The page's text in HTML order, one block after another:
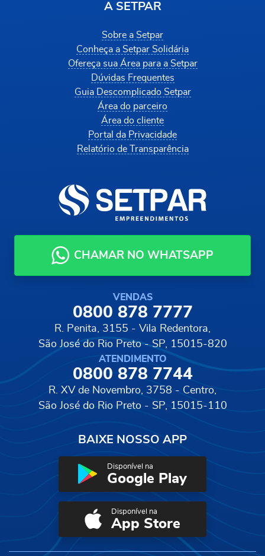
A SETPAR
Sobre a Setpar
Conheça a Setpar Solidária
Ofereça sua Área para a Setpar
Dúvidas Frequentes
Guia Descomplicado Setpar
Área do parceiro
Área do cliente
Portal da Privacidade
Relatório de Transparência
CHAMAR NO WHATSAPP
VENDAS
0800 878 7777
R. Penita, 3155 - Vila Redentora,
São José do Rio Preto - SP, 15015-820
ATENDIMENTO
0800 878 7744
R. XV de Novembro, 3758 - Centro,
São José do Rio Preto - SP, 15015-110
BAIXE NOSSO APP
Disponível na
Google Play
Disponível na
App Store